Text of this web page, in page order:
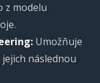
z modelu
Umožňuje
následnou